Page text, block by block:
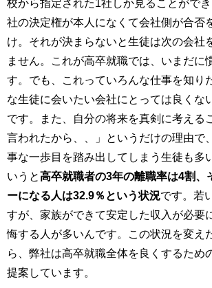
校から指定された1社しか見ることがで
社の決定権が本人になくて会社側が合否
け。それが決まらないと生徒は次の会社
ません。これが高卒就職では、いまだに
す。でも、これっていろんな仕事を知り
な生徒に会いたい会社にとっては良くな
です。また、自分の将来を真剣に考える
言われたから、、」というだけの理由で
事な一歩目を踏み出してしまう生徒も多
いうと高卒就職者の3年の離職率は4割、
ーになる人は32.9％という状況です。若
すが、家族ができて安定した収入が必要
悔する人が多いんです。この状況を変え
ら、弊社は高卒就職全体を良くするため
提案しています。